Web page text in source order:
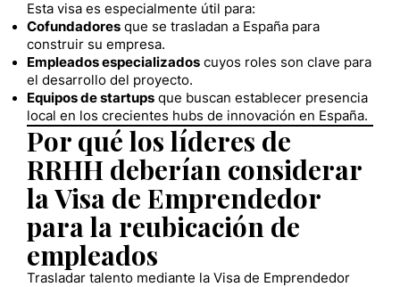
Esta visa es especialmente útil para:
Cofundadores que se trasladan a España para
construir su empresa.
Empleados especializados cuyos roles son clave para
el desarrollo del proyecto.
Equipos de startups que buscan establecer presencia
local en los crecientes hubs de innovación en España.
Por qué los líderes de
RRHH deberían considerar
la Visa de Emprendedor
para la reubicación de
empleados
Trasladar talento mediante la Visa de Emprendedor